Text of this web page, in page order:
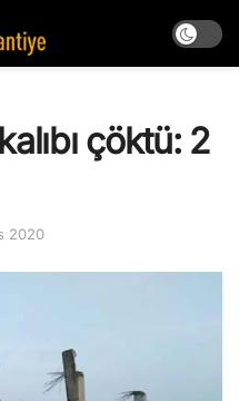
çöktü: 2
2020